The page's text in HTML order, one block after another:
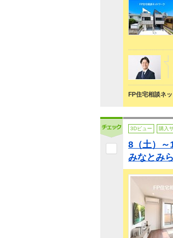
FP住宅相談ネ
3Dビュー 購入
8（土）～
みなとみ